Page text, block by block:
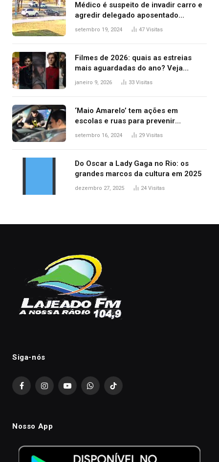
Médico é suspeito de invadir carro e
agredir delegado aposentado
durante confusão no trânsito
setembro 19, 2024 47 Visitas
Filmes de 2026: quais as estreias
mais aguardadas do ano? Veja
principais lançamentos do cinema
janeiro 9, 2026 33 Visitas
‘Maio Amarelo’ tem ações em
escolas e ruas para prevenir
acidentes no trânsito no AP
setembro 16, 2024 29 Visitas
Do Oscar a Lady Gaga no Rio: os
grandes marcos da cultura em 2025
dezembro 27, 2025 24 Visitas
Siga-nós
FacebookInstagramYouTubeWhatsAppTikTok
Nosso App